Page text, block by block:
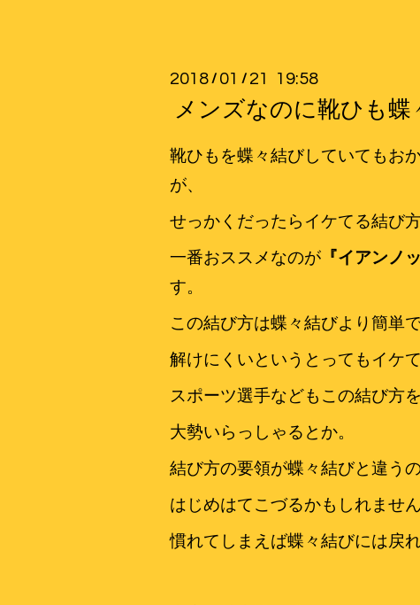
2018 / 01 / 21 19:58
メンズなのに靴ひも蝶
靴ひもを蝶々結びしていてもお
が、
せっかくだったらイケてる結び
一番おススメなのが 『イアンノ
す。
この結び方は蝶々結びより簡単
解けにくいというとってもイケ
スポーツ選手などもこの結び方
大勢いらっしゃるとか。
結び方の要領が蝶々結びと違う
はじめはてこづるかもしれませ
慣れてしまえば蝶々結びには戻